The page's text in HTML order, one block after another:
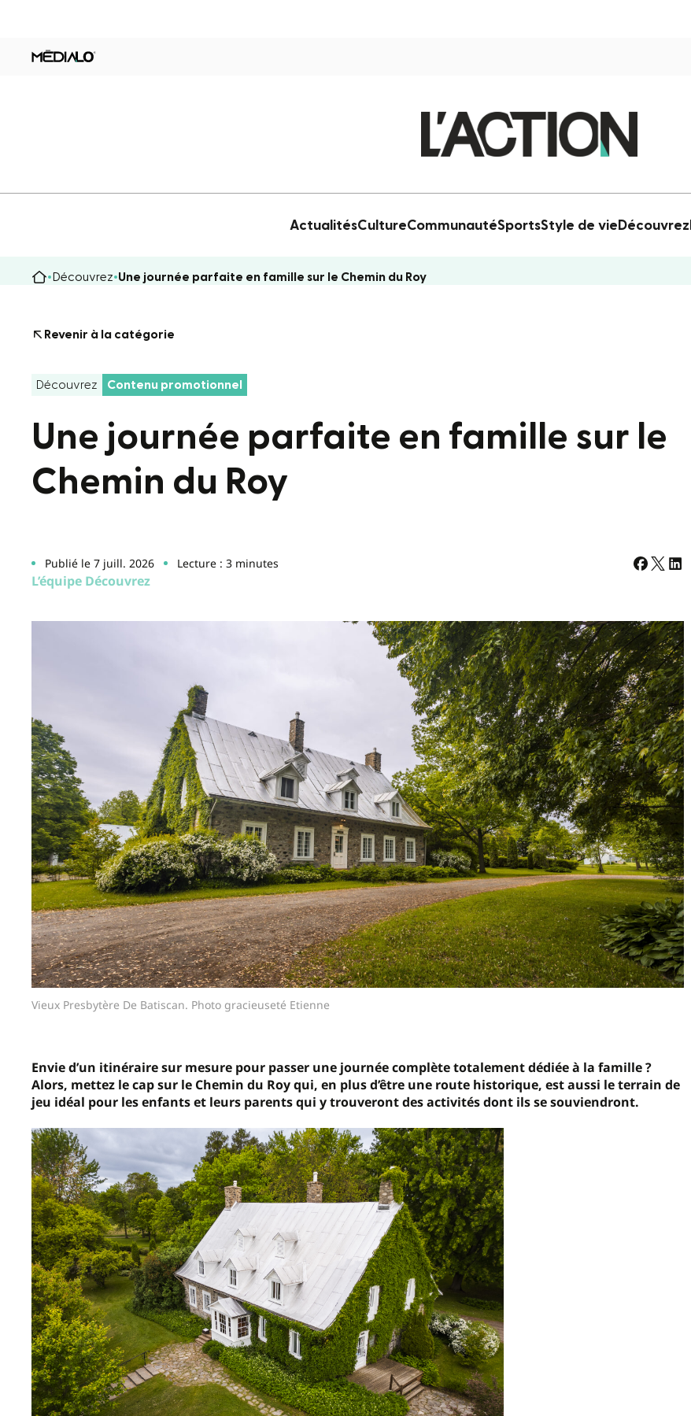
ActualitésCultureCommunautéSportsStyle de vie Découvrez
Découvrez Une journée parfaite en famille sur le Chemin du Roy
Revenir à la catégorie
Découvrez Contenu promotionnel
Une journée parfaite en famille sur le
Chemin du Roy
Publié le 7 juill. 2026 Lecture : 3 minutes
L’équipe Découvrez
Vieux Presbytère De Batiscan. Photo gracieuseté Etienne
Envie d’un itinéraire sur mesure pour passer une journée complète totalement dédiée à la famille ?
Alors, mettez le cap sur le Chemin du Roy qui, en plus d’être une route historique, est aussi le terrain de
jeu idéal pour les enfants et leurs parents qui y trouveront des activités dont ils se souviendront.